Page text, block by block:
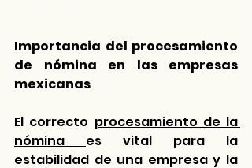
Importancia del procesamiento
de nómina en las empresas
mexicanas
El correcto procesamiento de la
nómina es vital para la
estabilidad de una empresa y la